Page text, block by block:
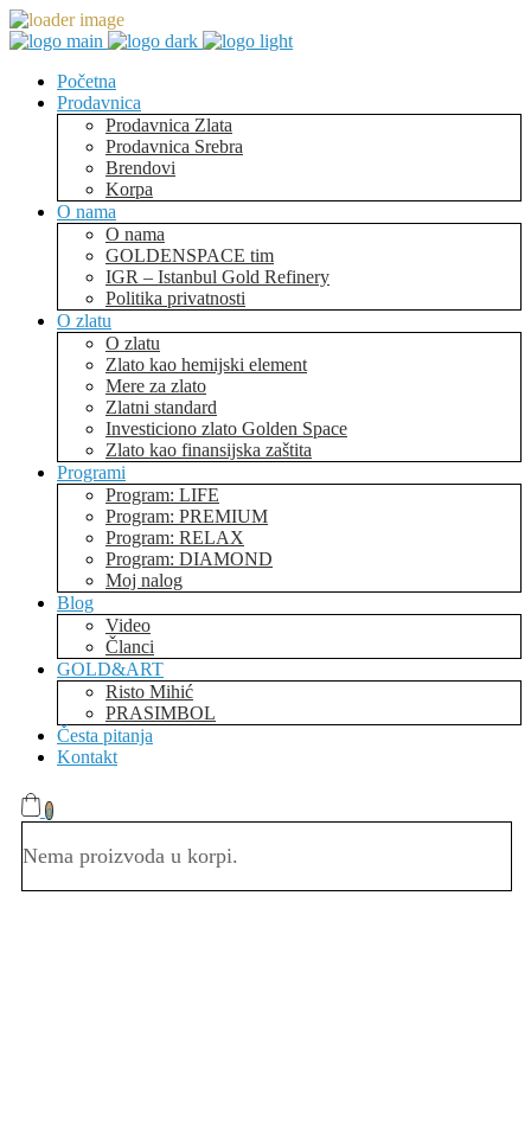
Početna
Prodavnica
Prodavnica Zlata
Prodavnica Srebra
Brendovi
Korpa
O nama
O nama
GOLDENSPACE tim
IGR – Istanbul Gold Refinery
Politika privatnosti
O zlatu
O zlatu
Zlato kao hemijski element
Mere za zlato
Zlatni standard
Investiciono zlato Golden Space
Zlato kao finansijska zaštita
Programi
Program: LIFE
Program: PREMIUM
Program: RELAX
Program: DIAMOND
Moj nalog
Blog
Video
Članci
GOLD&ART
Risto Mihić
PRASIMBOL
Česta pitanja
Kontakt
0
Nema proizvoda u korpi.